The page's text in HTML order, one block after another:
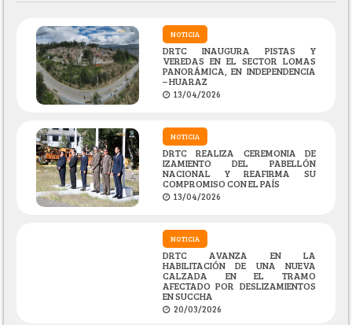
NOTICIA
DRTC INAUGURA PISTAS Y
VEREDAS EN EL SECTOR LOMAS
PANORÁMICA, EN INDEPENDENCIA
– HUARAZ
13/04/2026
NOTICIA
DRTC REALIZA CEREMONIA DE
IZAMIENTO DEL PABELLÓN
NACIONAL Y REAFIRMA SU
COMPROMISO CON EL PAÍS
13/04/2026
NOTICIA
DRTC AVANZA EN LA
HABILITACIÓN DE UNA NUEVA
CALZADA EN EL TRAMO
AFECTADO POR DESLIZAMIENTOS
EN SUCCHA
20/03/2026